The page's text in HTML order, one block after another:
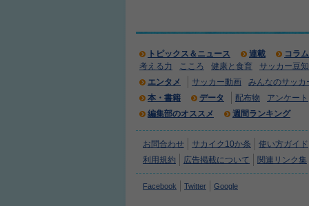
トピックス＆ニュース 連載 コラム
考える力
こころ 健康と食育 サッカー豆
エンタメ
サッカー動画 みんなのサッカ
本・書籍
データ 配布物 アンケート
編集部のオススメ
週間ランキング
お問合わせ サカイク10か条 使い方ガイド
利用規約
広告掲載について 関連リンク集
Facebook Twitter Google